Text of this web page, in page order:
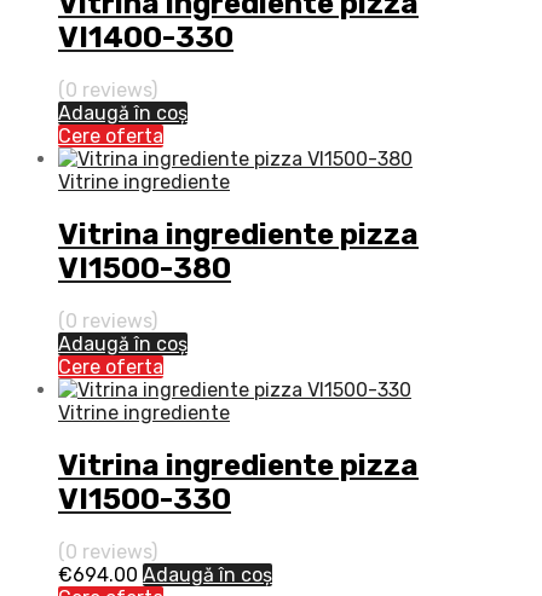
VI1400-330
(0 reviews)
Adaugă în coș
Cere oferta
Vitrine ingrediente
Vitrina ingrediente pizza
VI1500-380
(0 reviews)
Adaugă în coș
Cere oferta
Vitrine ingrediente
Vitrina ingrediente pizza
VI1500-330
(0 reviews)
€694.00 Adaugă în coș